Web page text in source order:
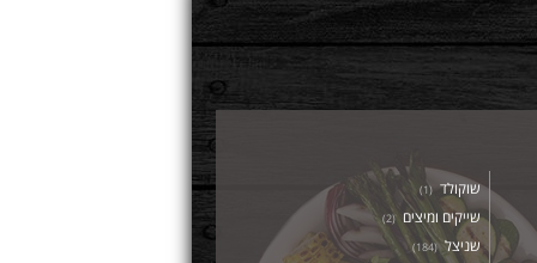
שוקולד (
1
)
שייקים ומיצים (
2
)
שניצל (
184
)